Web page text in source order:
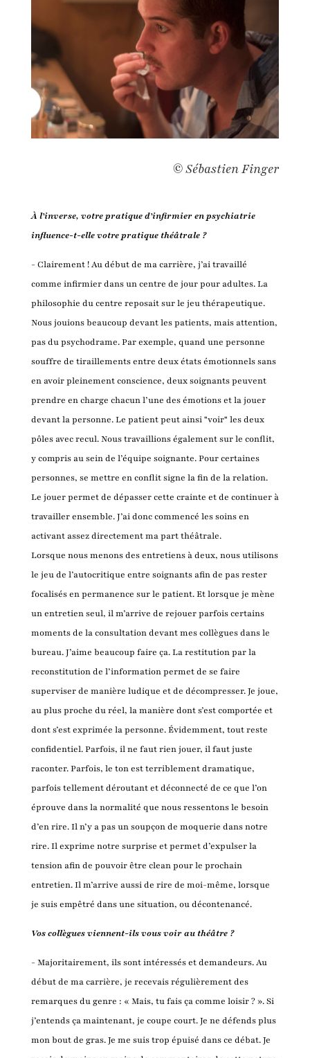
© Sébastien Finger
À l’inverse, votre pratique d’infirmier en psychiatrie
influence-t-elle votre pratique théâtrale ?
- Clairement ! Au début de ma carrière, j’ai travaillé
comme infirmier dans un centre de jour pour adultes. La
philosophie du centre reposait sur le jeu thérapeutique.
Nous jouions beaucoup devant les patients, mais attention,
pas du psychodrame. Par exemple, quand une personne
souffre de tiraillements entre deux états émotionnels sans
en avoir pleinement conscience, deux soignants peuvent
prendre en charge chacun l’une des émotions et la jouer
devant la personne. Le patient peut ainsi "voir" les deux
pôles avec recul. Nous travaillions également sur le conflit,
y compris au sein de l’équipe soignante. Pour certaines
personnes, se mettre en conflit signe la fin de la relation.
Le jouer permet de dépasser cette crainte et de continuer à
travailler ensemble. J’ai donc commencé les soins en
activant assez directement ma part théâtrale.
Lorsque nous menons des entretiens à deux, nous utilisons
le jeu de l’autocritique entre soignants afin de pas rester
focalisés en permanence sur le patient. Et lorsque je mène
un entretien seul, il m’arrive de rejouer parfois certains
moments de la consultation devant mes collègues dans le
bureau. J’aime beaucoup faire ça. La restitution par la
reconstitution de l’information permet de se faire
superviser de manière ludique et de décompresser. Je joue,
au plus proche du réel, la manière dont s’est comportée et
dont s’est exprimée la personne. Évidemment, tout reste
confidentiel. Parfois, il ne faut rien jouer, il faut juste
raconter. Parfois, le ton est terriblement dramatique,
parfois tellement déroutant et déconnecté de ce que l’on
éprouve dans la normalité que nous ressentons le besoin
d’en rire. Il n’y a pas un soupçon de moquerie dans notre
rire. Il exprime notre surprise et permet d’expulser la
tension afin de pouvoir être clean pour le prochain
entretien. Il m’arrive aussi de rire de moi-même, lorsque
je suis empêtré dans une situation, ou décontenancé.
Vos collègues viennent-ils vous voir au théâtre ?
- Majoritairement, ils sont intéressés et demandeurs. Au
début de ma carrière, je recevais régulièrement des
remarques du genre : « Mais, tu fais ça comme loisir ? ». Si
j’entends ça maintenant, je coupe court. Je ne défends plus
mon bout de gras. Je me suis trop épuisé dans ce débat. Je